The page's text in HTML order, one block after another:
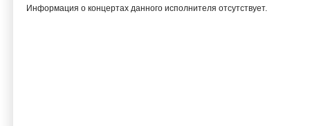
Информация о концертах данного исполнителя отсутствует.